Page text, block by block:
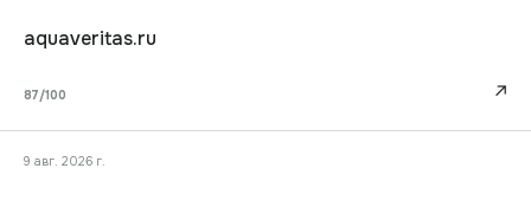
aquaveritas.ru
87/100 ↗
9 авг. 2026 г.